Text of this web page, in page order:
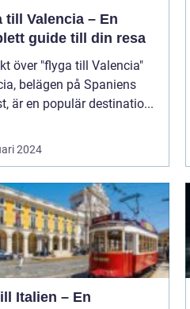
till Valencia – En
guide till din resa
över "flyga till Valencia"
belägen på Spaniens
är en populär destinatio...
2024
Italien – En